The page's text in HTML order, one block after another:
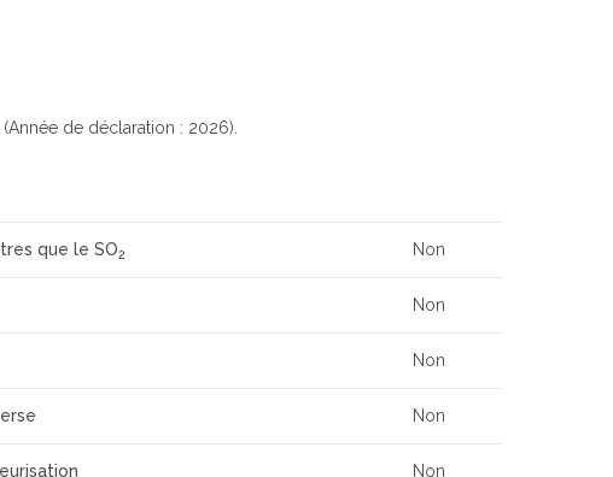
de déclaration : 2026).
que le SO2 Non
Non
Non
Non
Non